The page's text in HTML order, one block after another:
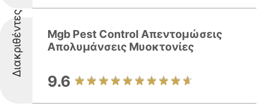
Διακριθέντες
Mgb Pest Control Απεντομώσεις
Απολυμάνσεις Μυοκτονίες
9.6